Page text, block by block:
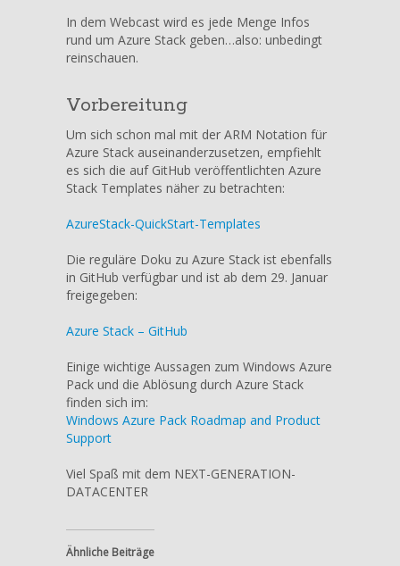
In dem Webcast wird es jede Menge Infos
rund um Azure Stack geben…also: unbedingt
reinschauen.
Vorbereitung
Um sich schon mal mit der ARM Notation für
Azure Stack auseinanderzusetzen, empfiehlt
es sich die auf GitHub veröffentlichten Azure
Stack Templates näher zu betrachten:
AzureStack-QuickStart-Templates
Die reguläre Doku zu Azure Stack ist ebenfalls
in GitHub verfügbar und ist ab dem 29. Januar
freigegeben:
Azure Stack – GitHub
Einige wichtige Aussagen zum Windows Azure
Pack und die Ablösung durch Azure Stack
finden sich im:
Windows Azure Pack Roadmap and Product
Support
Viel Spaß mit dem NEXT-GENERATION-
DATACENTER
Ähnliche Beiträge